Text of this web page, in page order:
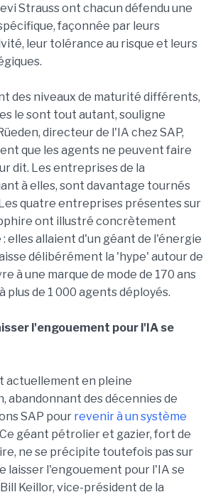
Strauss ont chacun défendu une
façonnée par leurs
leur tolérance au risque et leurs
des niveaux de maturité différents,
le sont tout autant, souligne
directeur de l'IA chez SAP,
que les agents ne peuvent faire
dit. Les entreprises de la
à elles, sont davantage tournés
quatre entreprises présentes sur
ont illustré concrètement
elles allaient d'un géant de l'énergie
délibérément la 'hype' autour de
à une marque de mode de 170 ans
plus de 1 000 agents déployés.
l'engouement pour l'IA se
actuellement en pleine
abandonnant des décennies de
SAP pour revenir à un système
géant pétrolier et gazier, fort de
ne se précipite toutefois pas sur
laisser l'engouement pour l'IA se
Keillor, vice-président de la